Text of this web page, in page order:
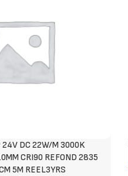
DC 22W/M 3000K
CRI90 REFOND 2835
5M REEL3YRS